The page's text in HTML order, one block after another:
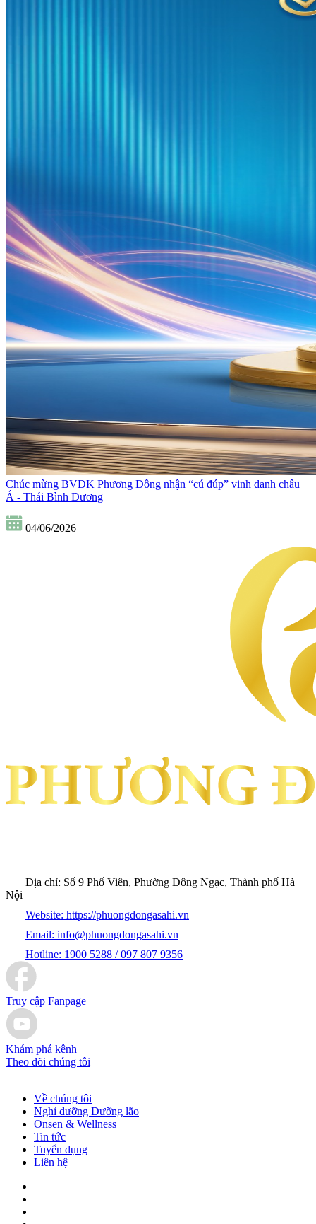
Chúc mừng BVĐK Phương Đông nhận “cú đúp” vinh danh châu
Á - Thái Bình Dương
04/06/2026
Địa chỉ: Số 9 Phố Viên, Phường Đông Ngạc, Thành phố Hà
Nội
Website: https://phuongdongasahi.vn
Email: info@phuongdongasahi.vn
Hotline: 1900 5288 / 097 807 9356
Truy cập Fanpage
Khám phá kênh
Theo dõi chúng tôi
Về chúng tôi
Nghỉ dưỡng Dưỡng lão
Onsen & Wellness
Tin tức
Tuyển dụng
Liên hệ